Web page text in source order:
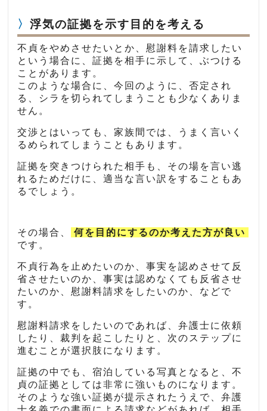
浮気の証拠を示す目的を考える
不貞をやめさせたいとか、慰謝料を請求したい
という場合に、証拠を相手に示して、ぶつける
ことがあります。
このような場合に、今回のように、否定され
る、シラを切られてしまうことも少なくありま
せん。
交渉とはいっても、家族間では、うまく言いく
るめられてしまうこともあります。
証拠を突きつけられた相手も、その場を言い逃
れるためだけに、適当な言い訳をすることもあ
るでしょう。
その場合、
何を目的にするのか考えた方が良い
です。
不貞行為を止めたいのか、事実を認めさせて反
省させたいのか、事実は認めなくても反省させ
たいのか、慰謝料請求をしたいのか、などで
す。
慰謝料請求をしたいのであれば、弁護士に依頼
したり、裁判を起こしたりと、次のステップに
進むことが選択肢になります。
証拠の中でも、宿泊している写真となると、不
貞の証拠としては非常に強いものになります。
そのような強い証拠が提示されたうえで、弁護